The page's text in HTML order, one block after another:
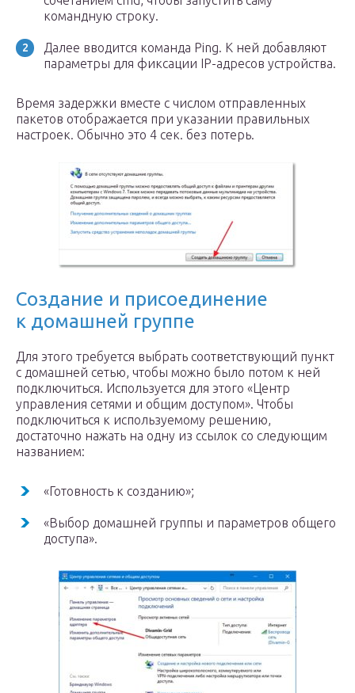
командную строку.
Далее вводится команда Ping. К ней добавляют
параметры для фиксации IP-адресов устройства.
Время задержки вместе с числом отправленных
пакетов отображается при указании правильных
настроек. Обычно это 4 сек. без потерь.
Создание и присоединение
к домашней группе
Для этого требуется выбрать соответствующий пункт
с домашней сетью, чтобы можно было потом к ней
подключиться. Используется для этого «Центр
управления сетями и общим доступом». Чтобы
подключиться к используемому решению,
достаточно нажать на одну из ссылок со следующим
названием:
«Готовность к созданию»;
«Выбор домашней группы и параметров общего
доступа».